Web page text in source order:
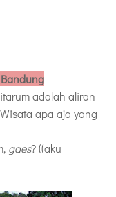
adalah aliran
apa aja yang
gaes? ((aku